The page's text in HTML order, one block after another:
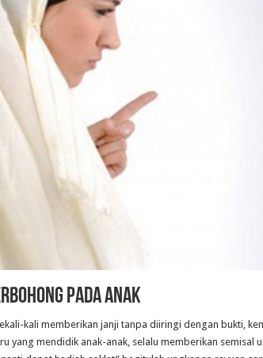
pada Anak
kali memberikan janji tanpa diiringi dengan bukti,
yang mendidik anak-anak, selalu memberikan semisal